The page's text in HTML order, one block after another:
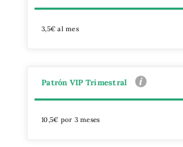
3,5€ al mes
Patrón VIP Trimestral
10,5€ por 3 meses